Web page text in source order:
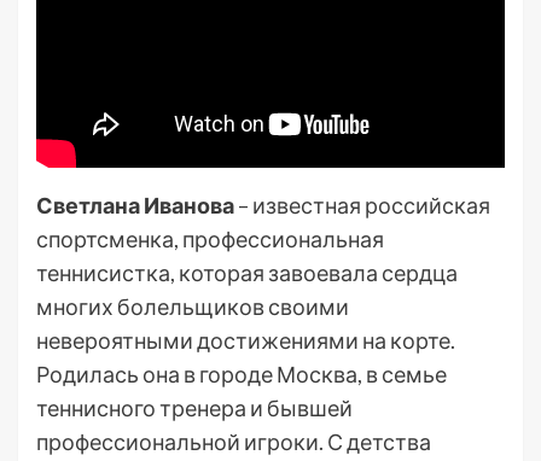
Светлана Иванова– известная российская
спортсменка, профессиональная
теннисистка, которая завоевала сердца
многих болельщиков своими
невероятными достижениями на корте.
Родилась она в городе Москва, в семье
теннисного тренера и бывшей
профессиональной игроки. С детства